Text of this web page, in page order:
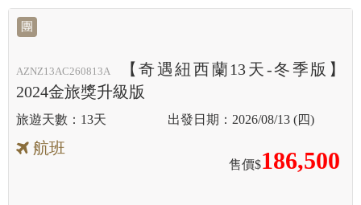
團
AZNZ13AC260813A
【奇遇紐西蘭13天-冬季版】
2024金旅獎升級版
13天 2026/08/13 (四)
航班
售價$186,500